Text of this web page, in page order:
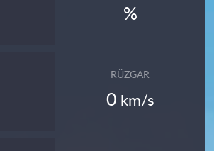
%
RÜZGAR
0 km/s